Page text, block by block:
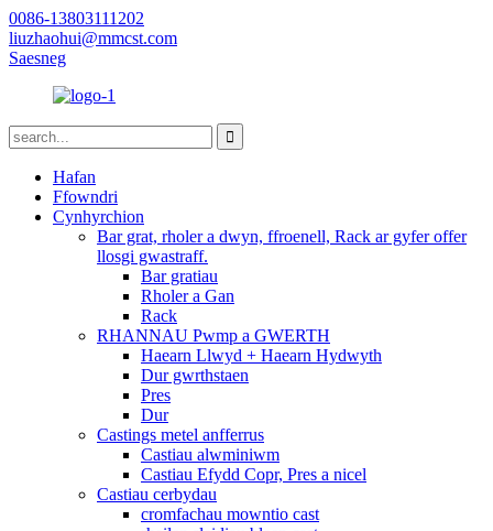
0086-13803111202
liuzhaohui@mmcst.com
Saesneg
Hafan
Ffowndri
Cynhyrchion
Bar grat, rholer a dwyn, ffroenell, Rack ar gyfer offer
llosgi gwastraff.
Bar gratiau
Rholer a Gan
Rack
RHANNAU Pwmp a GWERTH
Haearn Llwyd + Haearn Hydwyth
Dur gwrthstaen
Pres
Dur
Castings metel anfferrus
Castiau alwminiwm
Castiau Efydd Copr, Pres a nicel
Castiau cerbydau
cromfachau mowntio cast